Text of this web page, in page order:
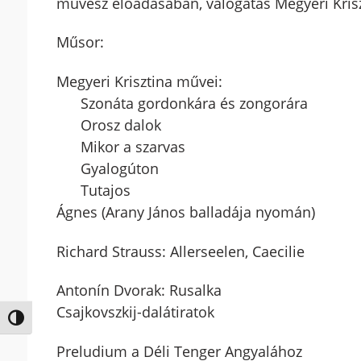
Nagy kontraszt váltása
Műsor:
Megyeri Krisztina művei:
Szonáta gordonkára és zongorára
Orosz dalok
Mikor a szarvas
Gyalogúton
Tutajos
Ágnes (Arany János balladája nyomán)
Richard Strauss: Allerseelen, Caecilie
Antonín Dvorak: Rusalka
Csajkovszkij-dalátiratok
Preludium a Déli Tenger Angyalához